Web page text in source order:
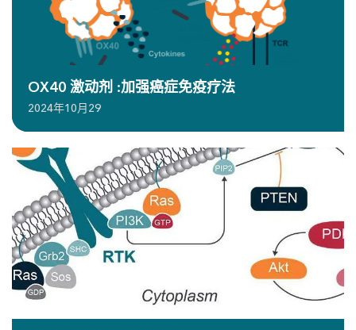
OX40 激动剂 :加强癌症免疫疗法
2024年10月29